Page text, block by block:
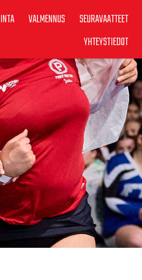
VALMENNUS
SEURAVAATTEET
YHTEYSTIEDOT